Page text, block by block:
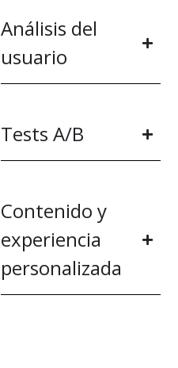
Análisis del
usuario
Tests A/B
Contenido y
experiencia
personalizada